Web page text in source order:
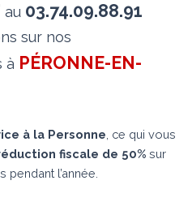
au 03.74.09.88.91
sur nos
à PÉRONNE-EN-
à la Personne , ce qui vous
fiscale de 50% sur
l’année.